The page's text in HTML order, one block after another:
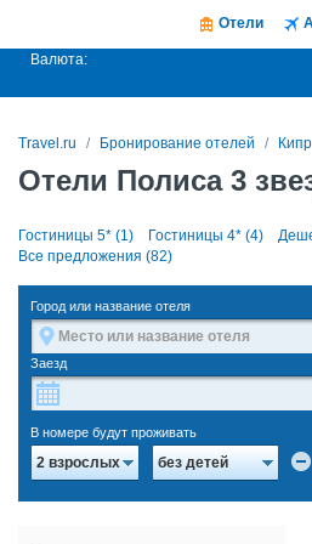
Отели
Валюта:
Travel.ru Бронирование отелей Кипр
Отели Полиса 3
Гостиницы 5* (1) Гостиницы 4* (4)
Все предложения (82)
Город или название отеля
Заезд
В номере будут проживать
2 взрослых без детей